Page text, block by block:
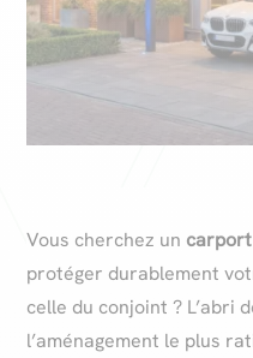
Vous cherchez un
protéger durablement
celle du conjoint ? L’abri
l’aménagement le plus